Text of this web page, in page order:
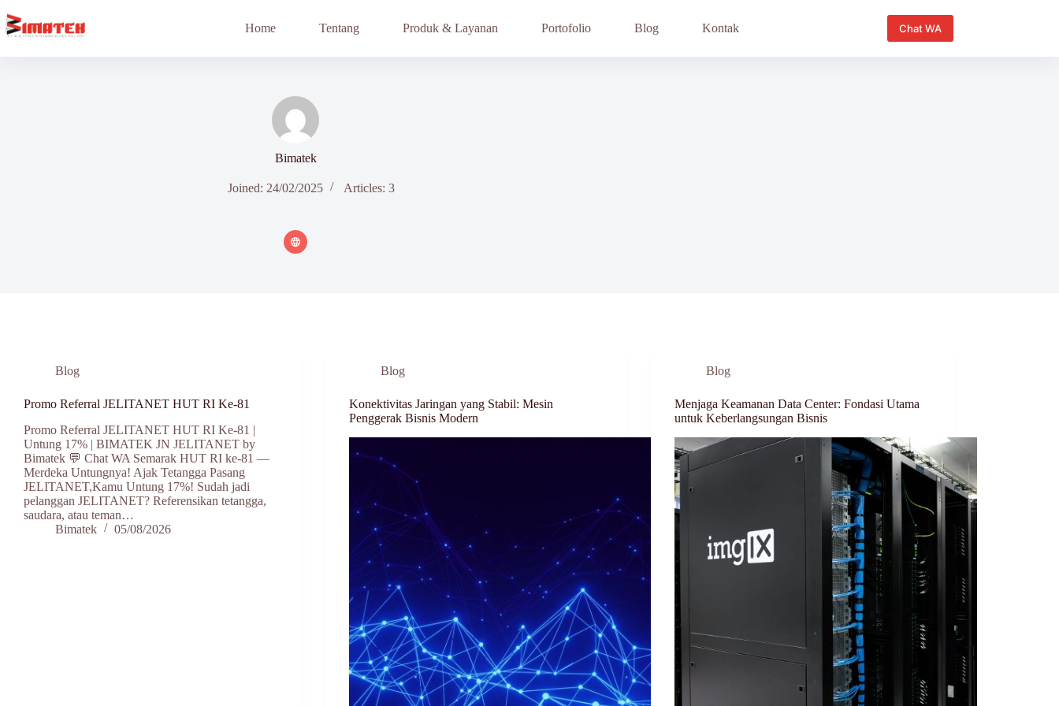
to
content
Home Tentang Produk & Layanan Portofolio Blog Kontak Chat WA
Bimatek
Joined: 24/02/2025 Articles: 3
Blog
Promo Referral JELITANET HUT RI Ke-81
Promo Referral JELITANET HUT RI Ke-81 |
Untung 17% | BIMATEK JN JELITANET by
Bimatek 💬 Chat WA Semarak HUT RI ke-81 —
Merdeka Untungnya! Ajak Tetangga Pasang
JELITANET,Kamu Untung 17%! Sudah jadi
pelanggan JELITANET? Referensikan tetangga,
saudara, atau teman…
Bimatek
05/08/2026
Blog
Konektivitas Jaringan yang Stabil: Mesin
Penggerak Bisnis Modern
Blog
Menjaga Keamanan Data Center: Fondasi Utama
untuk Keberlangsungan Bisnis